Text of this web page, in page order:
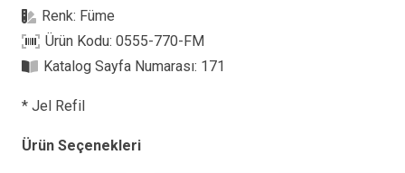
Renk: Füme
Ürün Kodu:0555-770-FM
Katalog Sayfa Numarası: 171
* Jel Refil
Ürün Seçenekleri